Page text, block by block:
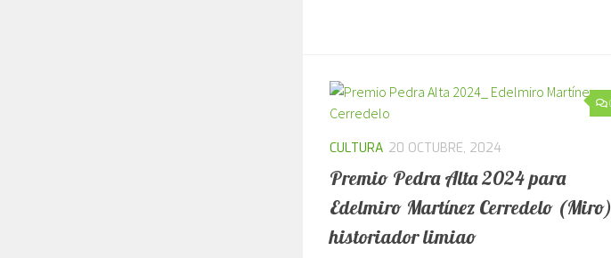
CULTURA 20 OCTUBRE, 2024
Premio Pedra Alta 2024 para
Edelmiro Martínez Cerredelo (Miro),